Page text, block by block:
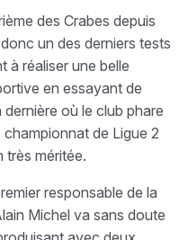
des Crabes depuis
un des derniers tests
à réaliser une belle
en essayant de
dernière où le club phare
de Ligue 2
très méritée.
responsable de la
Michel va sans doute